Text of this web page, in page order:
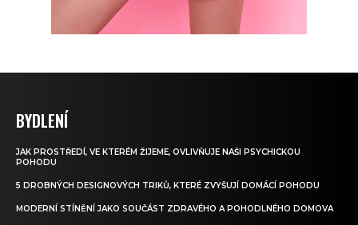
BYDLENÍ
JAK PROSTŘEDÍ, VE KTERÉM ŽIJEME, OVLIVŇUJE NAŠI PSYCHICKOU
POHODU
5 DROBNÝCH DESIGNOVÝCH TRIKŮ, KTERÉ ZVYŠUJÍ DOMÁCÍ POHODU
MODERNÍ STÍNĚNÍ JAKO SOUČÁST ZDRAVÉHO A POHODLNÉHO DOMOVA